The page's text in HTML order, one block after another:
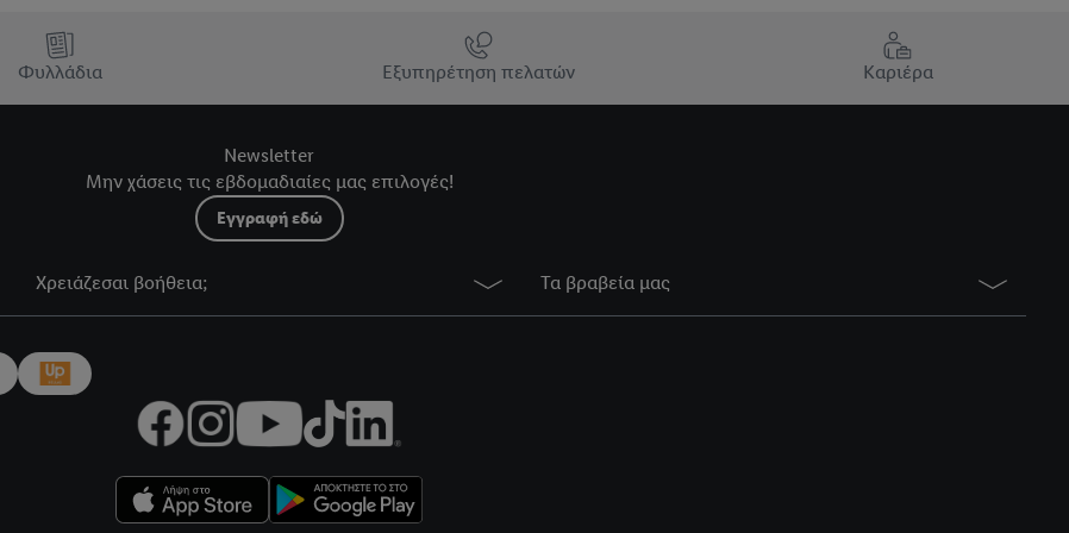
Φυλλάδια Εξυπηρέτηση πελατών Καριέρα
Newsletter
Μην χάσεις τις εβδομαδιαίες μας επιλογές!
Εγγραφή εδώ
Χρειάζεσαι βοήθεια; Τα βραβεία μας